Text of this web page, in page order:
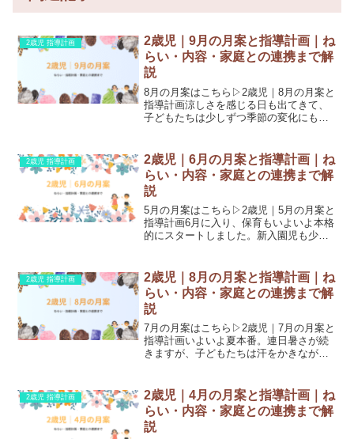
2歳児 指導計画
2歳児｜9月の月案と指導計画｜ね
らい・内容・家庭との連携まで解
説
8月の月案はこちら▷2歳児｜8月の月案と
指導計画涼しさを感じる日も出てきて、
子どもたちは少しずつ季節の変化にも気
んでいけるといいですね。今回は2歳児9
月の月案（指導計画...
2歳児 指導計画
2歳児｜6月の月案と指導計画｜ね
らい・内容・家庭との連携まで解
説
5月の月案はこちら▷2歳児｜5月の月案と
指導計画6月に入り、保育もいよいよ本格
的にスタートしました。新入園児も少し
戸外遊びの時間が限られる中でも、室内
での遊びや活動を通...
2歳児 指導計画
2歳児｜8月の月案と指導計画｜ね
らい・内容・家庭との連携まで解
説
7月の月案はこちら▷2歳児｜7月の月案と
指導計画いよいよ夏本番。連日暑さが続
きますが、子どもたちは汗をかきながら
れあいなど、五感を刺激する活動が豊富
に展開される時期です...
2歳児 指導計画
2歳児｜4月の月案と指導計画｜ね
らい・内容・家庭との連携まで解
説